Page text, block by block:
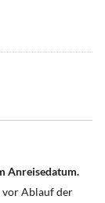
Anreisedatum.
vor Ablauf der